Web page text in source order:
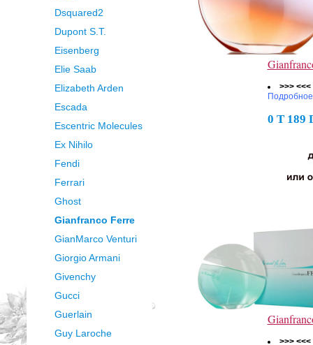
Dsquared2
Dupont S.T.
Eisenberg
Elie Saab
Elizabeth Arden
Escada
Escentric Molecules
Ex Nihilo
Fendi
Ferrari
Ghost
Gianfranco Ferre
GianMarco Venturi
Giorgio Armani
Givenchy
Gucci
Guerlain
Guy Laroche
>>> <<<
0 Т 189
>>> <<<